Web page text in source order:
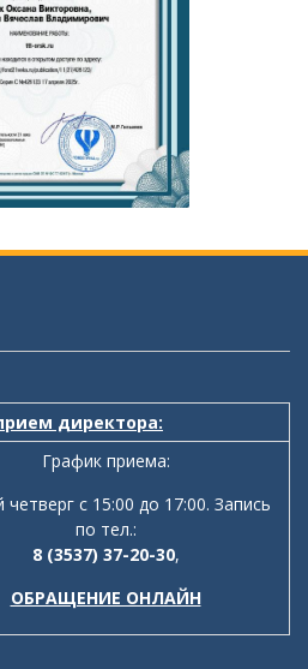
директора:
График приема:
с 15:00 до 17:00. Запись
по тел.:
8 (3537) 37-20-30,
ОБРАЩЕНИЕ ОНЛАЙН